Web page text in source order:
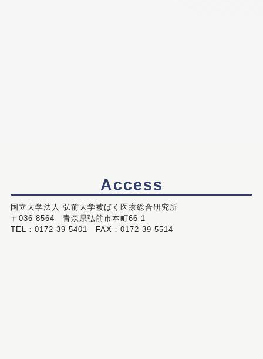
Access
国立大学法人 弘前大学被ばく医療総合研究所
〒036-8564 青森県弘前市本町66-1
TEL：0172-39-5401 FAX：0172-39-5514